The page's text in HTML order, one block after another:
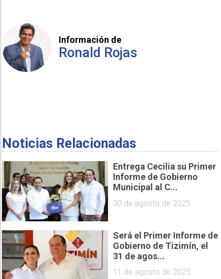
Información de
Ronald Rojas
Noticias Relacionadas
Entrega Cecilia su Primer
Informe de Gobierno
Municipal al C...
30 de agosto de 2025
Será el Primer Informe de
Gobierno de Tizimín, el
31 de agos...
11 de agosto de 2025